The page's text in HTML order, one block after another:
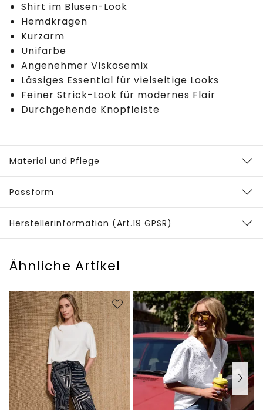
Shirt im Blusen-Look
Hemdkragen
Kurzarm
Unifarbe
Angenehmer Viskosemix
Lässiges Essential für vielseitige Looks
Feiner Strick-Look für modernes Flair
Durchgehende Knopfleiste
Material und Pflege
Passform
Herstellerinformation (Art.19 GPSR)
Ähnliche Artikel